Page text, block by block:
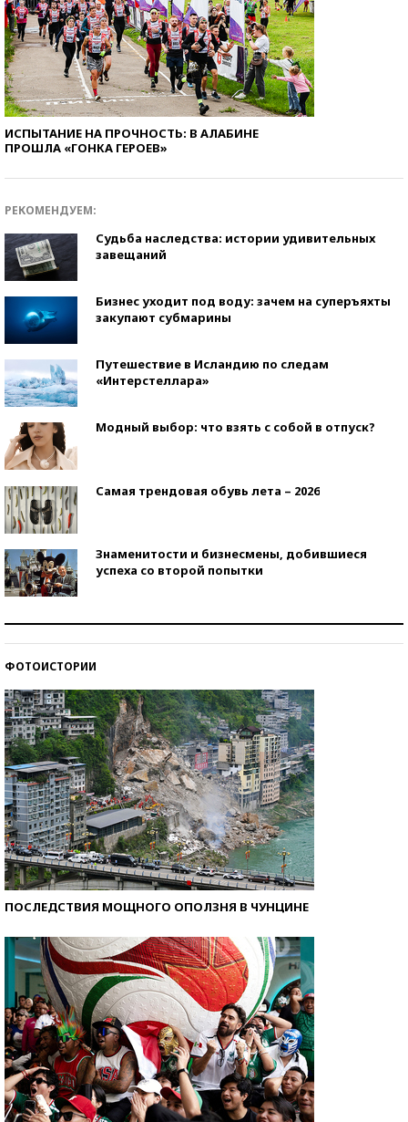
ИСПЫТАНИЕ НА ПРОЧНОСТЬ: В АЛАБИНЕ
ПРОШЛА «ГОНКА ГЕРОЕВ»
РЕКОМЕНДУЕМ:
Судьба наследства: истории удивительных
завещаний
Бизнес уходит под воду: зачем на суперъяхты
закупают субмарины
Путешествие в Исландию по следам
«Интерстеллара»
Модный выбор: что взять с собой в отпуск?
Самая трендовая обувь лета – 2026
Знаменитости и бизнесмены, добившиеся
успеха со второй попытки
ФОТОИСТОРИИ
ПОСЛЕДСТВИЯ МОЩНОГО ОПОЛЗНЯ В ЧУНЦИНЕ